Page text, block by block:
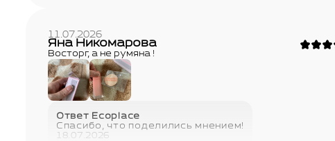
11.07.2026
Яна Никомарова
Восторг, а не румяна !
Ответ Ecoplace
Спасибо, что поделились мнением!
18.07.2026